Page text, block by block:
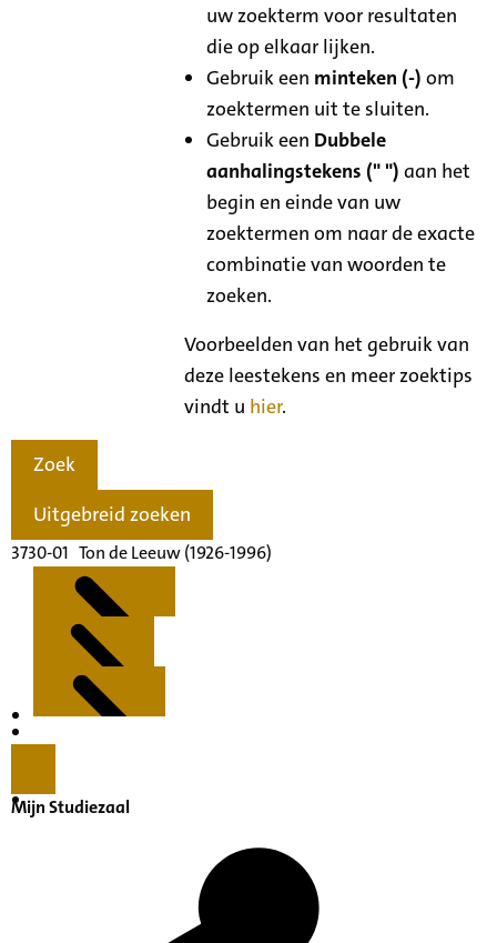
uw zoekterm voor resultaten
die op elkaar lijken.
Gebruik een minteken (-) om
zoektermen uit te sluiten.
Gebruik een Dubbele
aanhalingstekens (" ") aan het
begin en einde van uw
zoektermen om naar de exacte
combinatie van woorden te
zoeken.
Voorbeelden van het gebruik van
deze leestekens en meer zoektips
vindt u hier.
Zoek
Uitgebreid zoeken
3730-01 Ton de Leeuw (1926-1996)
Inventaris
Mijn Studiezaal